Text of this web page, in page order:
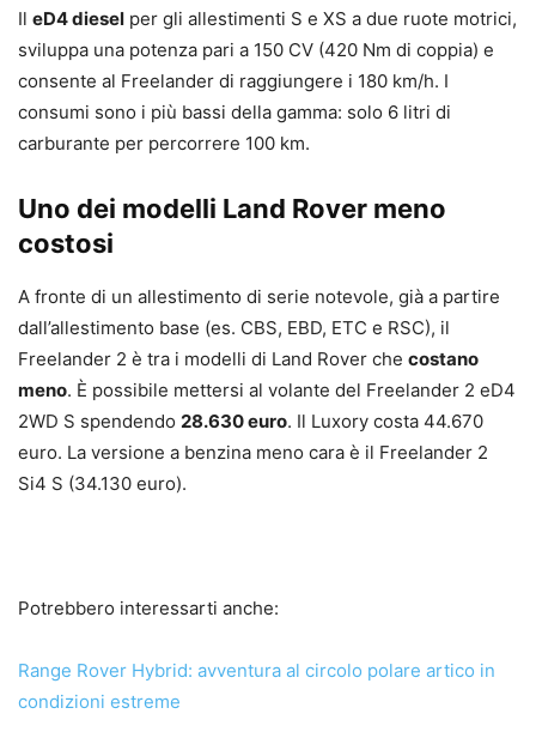
Il eD4 diesel per gli allestimenti S e XS a due ruote motrici,
sviluppa una potenza pari a 150 CV (420 Nm di coppia) e
consente al Freelander di raggiungere i 180 km/h. I
consumi sono i più bassi della gamma: solo 6 litri di
carburante per percorrere 100 km.
Uno dei modelli Land Rover meno
costosi
A fronte di un allestimento di serie notevole, già a partire
dall’allestimento base (es. CBS, EBD, ETC e RSC), il
Freelander 2 è tra i modelli di Land Rover che costano
meno. È possibile mettersi al volante del Freelander 2 eD4
2WD S spendendo 28.630 euro. Il Luxory costa 44.670
euro. La versione a benzina meno cara è il Freelander 2
Si4 S (34.130 euro).
Potrebbero interessarti anche:
Range Rover Hybrid: avventura al circolo polare artico in
condizioni estreme